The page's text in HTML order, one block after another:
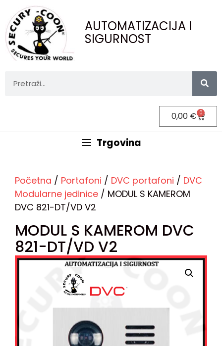
AUTOMATIZACIJA I
SIGURNOST
0,00 € 0
Trgovina
Početna / Portafoni / DVC portafoni / DVC
Modularne jedinice / MODUL S KAMEROM
DVC 821-DT/VD V2
MODUL S KAMEROM DVC
821-DT/VD V2